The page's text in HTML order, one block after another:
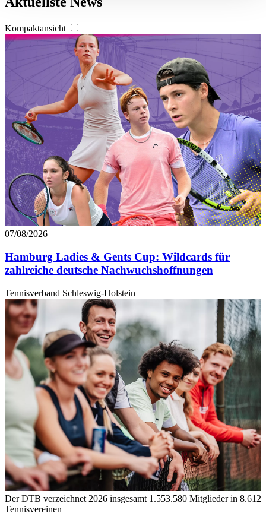
Wir verwenden Cookies, um Inhalte und Anzeigen zu
personalisieren, Funktionen für soziale Medien anbieten
zu können und die Zugriffe auf unsere Website zu
analysieren. Außerdem geben wir Informationen zu Ihrer
Verwendung unserer Website an unsere Partner für
soziale Medien, Werbung und Analysen weiter. Unsere
Partner führen diese Informationen möglicherweise mit
weiteren Daten zusammen, die Sie ihnen bereitgestellt
haben oder die sie im Rahmen Ihrer Nutzung der Dienste
gesammelt haben. DieCookie-Einstellungenkönnen
jederzeit über den Link im Footer aufgerufen und
angepasst werden.
Kompaktansicht
07/08/2026
Hamburg Ladies & Gents Cup: Wildcards für
zahlreiche deutsche Nachwuchshoffnungen
Tennisverband Schleswig-Holstein
Der DTB verzeichnet 2026 insgesamt 1.553.580 Mitglieder in 8.612
Tennisvereinen